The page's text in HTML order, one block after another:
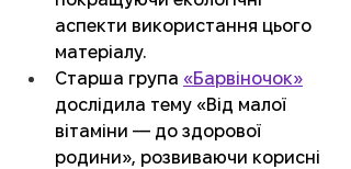
аспекти використання цього
матеріалу.
Старша група «Барвіночок»
дослідила тему «Від малої
вітаміни — до здорової
родини», розвиваючи корисні